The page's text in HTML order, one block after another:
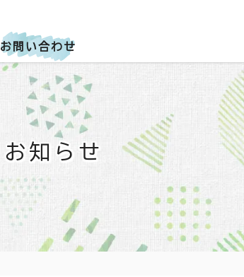
お問い合わせ
お知らせ